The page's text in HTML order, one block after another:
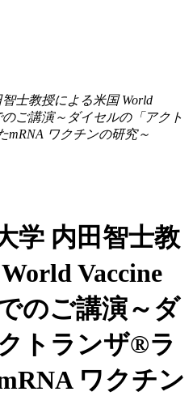
士教授による米国 World
のご講演～ダイセルの「アクト
mRNA ワクチンの研究～
学 内田智士教
Vaccine
のご講演～ダ
トランザ®ラ
ワクチン